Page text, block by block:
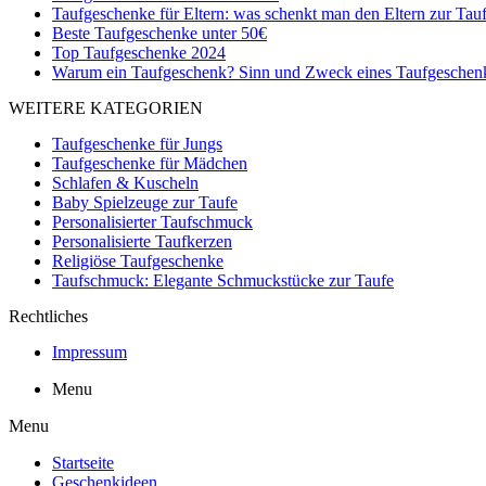
Taufgeschenke für Eltern: was schenkt man den Eltern zur
Beste Taufgeschenke unter 50€
Top Taufgeschenke 2024
Warum ein Taufgeschenk? Sinn und Zweck eines
WEITERE KATEGORIEN
Taufgeschenke für Jungs
Taufgeschenke für Mädchen
Schlafen & Kuscheln
Baby Spielzeuge zur Taufe
Personalisierter Taufschmuck
Personalisierte Taufkerzen
Religiöse Taufgeschenke
Taufschmuck: Elegante Schmuckstücke zur Taufe
Rechtliches
Impressum
Menu
Menu
Startseite